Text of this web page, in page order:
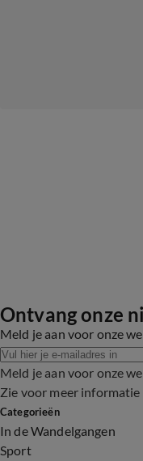
Ontvang onze
Meld je aan voor onze
Meld je aan voor onze
Zie voor meer informatie
Categorieën
In de Wandelgangen
Sport